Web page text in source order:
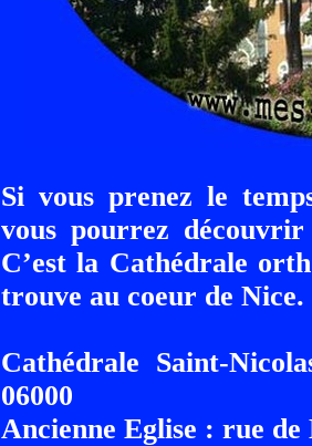
Si vous prenez le
vous pourrez
C’est la Cathédrale
trouve au coeur de Nice.
Cathédrale Saint-
06000
Ancienne Eglise : rue de